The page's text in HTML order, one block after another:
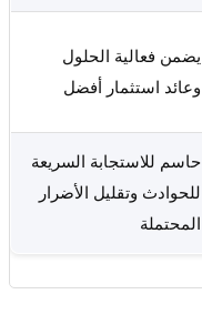
يضمن فعالية الحلول
وعائد استثمار أفضل
حاسم للاستجابة السريعة
للحوادث وتقليل الأضرار
المحتملة